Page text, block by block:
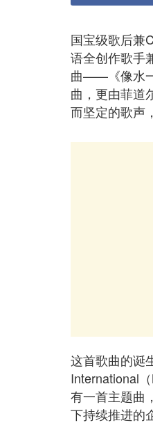
国宝级歌后兼
语全创作歌手
曲——《像水
曲，更由菲道
而坚定的歌声
这首歌曲的诞
International
有一首主题曲
下持续推进的